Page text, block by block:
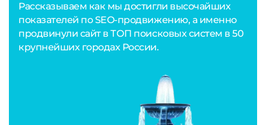
Рассказываем как мы достигли высочайших
показателей по SEO-продвижению, а именно
продвинули сайт в ТОП поисковых систем в 50
крупнейших городах России.